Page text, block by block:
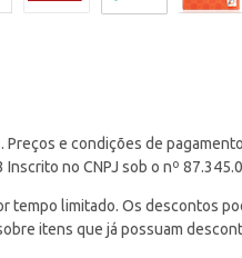
e condições de
Inscrito no CNPJ sob o nº
tempo limitado. Os descontos
itens que já possuam